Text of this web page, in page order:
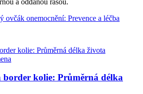
ovčák onemocnění: Prevence a léčba
border kolie: Průměrná délka